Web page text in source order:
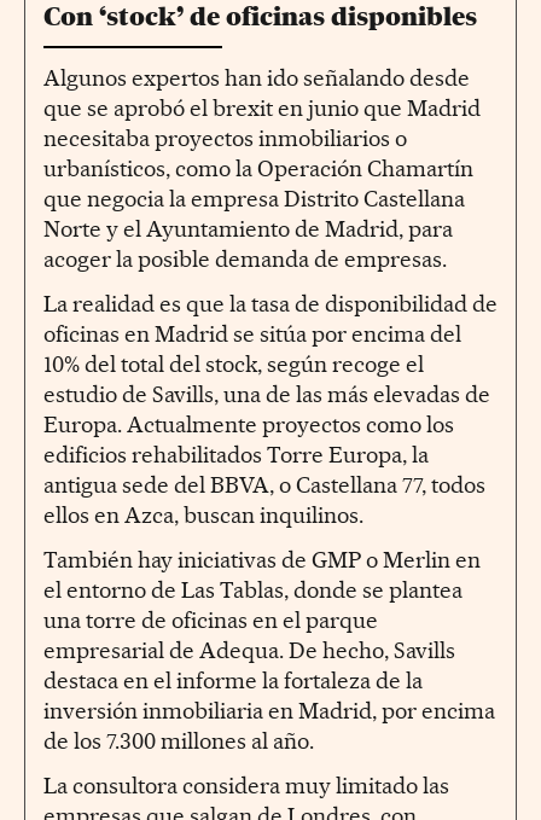
Con ‘stock’ de oficinas disponibles
Algunos expertos han ido señalando desde
que se aprobó el brexit en junio que Madrid
necesitaba proyectos inmobiliarios o
urbanísticos, como la Operación Chamartín
que negocia la empresa Distrito Castellana
Norte y el Ayuntamiento de Madrid, para
acoger la posible demanda de empresas.
La realidad es que la tasa de disponibilidad de
oficinas en Madrid se sitúa por encima del
10% del total del stock, según recoge el
estudio de Savills, una de las más elevadas de
Europa. Actualmente proyectos como los
edificios rehabilitados Torre Europa, la
antigua sede del BBVA, o Castellana 77, todos
ellos en Azca, buscan inquilinos.
También hay iniciativas de GMP o Merlin en
el entorno de Las Tablas, donde se plantea
una torre de oficinas en el parque
empresarial de Adequa. De hecho, Savills
destaca en el informe la fortaleza de la
inversión inmobiliaria en Madrid, por encima
de los 7.300 millones al año.
La consultora considera muy limitado las